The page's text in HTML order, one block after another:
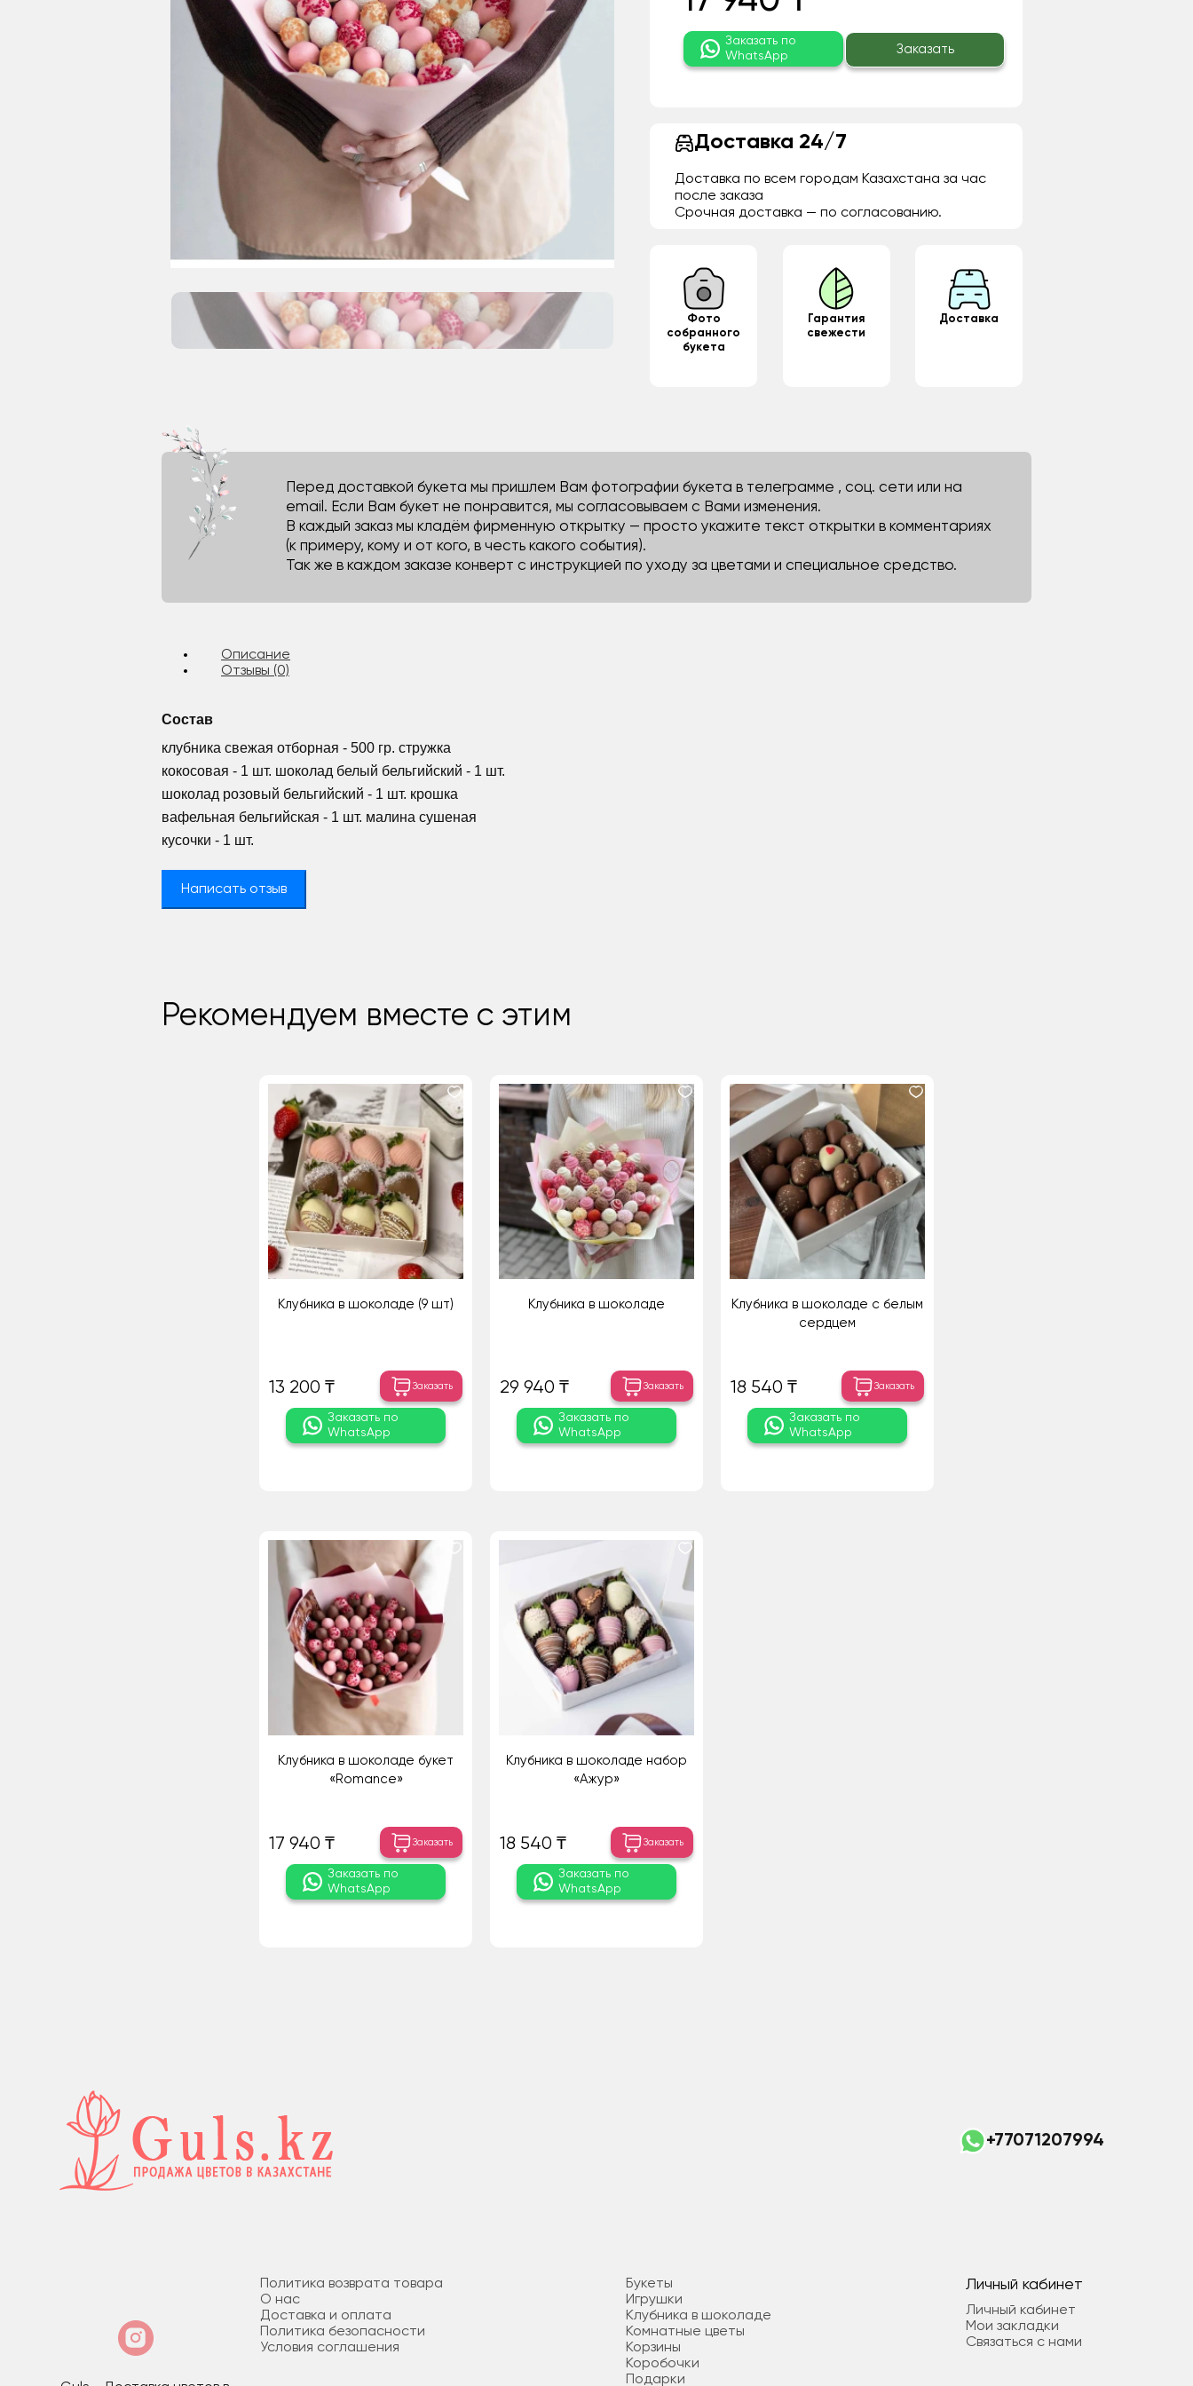
Заказать по
WhatsApp
Заказать
Доставка 24/7
Доставка по всем городам Казахстана за час
после заказа
Срочная доставка — по согласованию.
Фото
собранного
букета
Гарантия
свежести
Доставка
Перед доставкой букета мы пришлем Вам фотографии букета в телеграмме , соц. сети или на
email. Если Вам букет не понравится, мы согласовываем с Вами изменения.
В каждый заказ мы кладём фирменную открытку — просто укажите текст открытки в комментариях
(к примеру, кому и от кого, в честь какого события).
Так же в каждом заказе конверт с инструкцией по уходу за цветами и специальное средство.
Описание
Отзывы (0)
Состав
клубника свежая отборная - 500 гр. стружка
кокосовая - 1 шт. шоколад белый бельгийский - 1 шт.
шоколад розовый бельгийский - 1 шт. крошка
вафельная бельгийская - 1 шт. малина сушеная
кусочки - 1 шт.
Написать отзыв
Рекомендуем вместе с этим
Клубника в шоколаде (9 шт)
13 200 ₸ Заказать
Заказать по
WhatsApp
Клубника в шоколаде
29 940 ₸ Заказать
Заказать по
WhatsApp
Клубника в шоколаде с белым
сердцем
18 540 ₸ Заказать
Заказать по
WhatsApp
Клубника в шоколаде букет
«Romance»
17 940 ₸ Заказать
Заказать по
WhatsApp
Клубника в шоколаде набор
«Ажур»
18 540 ₸ Заказать
Заказать по
WhatsApp
+77071207994
Политика возврата товара
О нас
Доставка и оплата
Политика безопасности
Условия соглашения
Букеты
Игрушки
Клубника в шоколаде
Комнатные цветы
Корзины
Коробочки
Подарки
Личный кабинет
Личный кабинет
Мои закладки
Связаться с нами